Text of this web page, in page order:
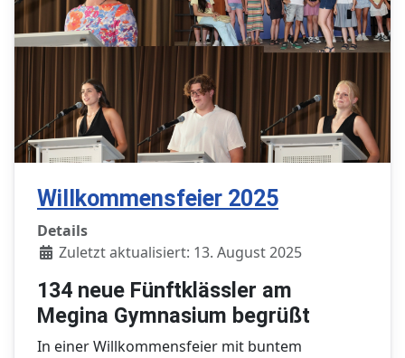
Willkommensfeier 2025
Details
Zuletzt aktualisiert: 13. August 2025
134 neue Fünftklässler am
Megina Gymnasium begrüßt
In einer Willkommensfeier mit buntem